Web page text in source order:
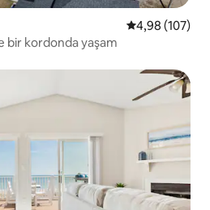
5 üzerinden
4,98 (107)
bir kordonda yaşam